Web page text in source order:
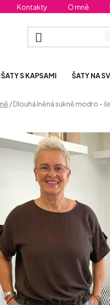
Kontakty O mně
S KAPSAMI ŠATY NA
/Dlouhá lněná sukně modro -